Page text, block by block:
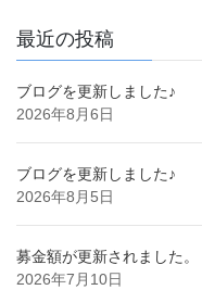
最近の投稿
ブログを更新しました♪
2026年8月6日
ブログを更新しました♪
2026年8月5日
募金額が更新されました。
2026年7月10日